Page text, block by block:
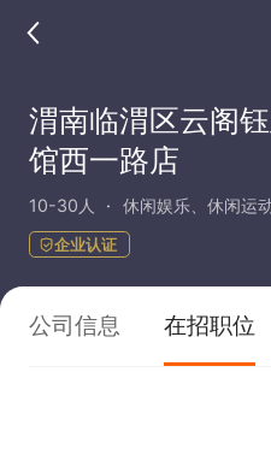
渭南临渭区云阁
馆西一路店
10-30人 休闲娱乐、休闲运
企业认证
公司信息 在招职位